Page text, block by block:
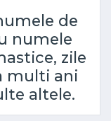
de
numele
zile
multi ani
altele.